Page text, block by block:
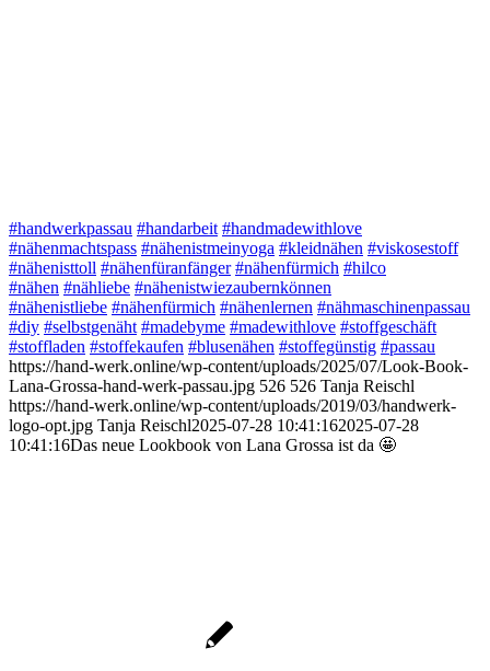
#handwerkpassau #handarbeit #handmadewithlove
#nähenmachtspass #nähenistmeinyoga #kleidnähen #viskosestoff
#nähenisttoll #nähenfüranfänger #nähenfürmich #hilco
#nähen #nähliebe #nähenistwiezaubernkönnen
#nähenistliebe #nähenfürmich #nähenlernen #nähmaschinenpassau
#diy #selbstgenäht #madebyme #madewithlove #stoffgeschäft
#stoffladen #stoffekaufen #blusenähen #stoffegünstig #passau
https://hand-werk.online/wp-content/uploads/2025/07/Look-Book-
Lana-Grossa-hand-werk-passau.jpg 526 526 Tanja Reischl
https://hand-werk.online/wp-content/uploads/2019/03/handwerk-
logo-opt.jpg Tanja Reischl2025-07-28 10:41:162025-07-28
10:41:16Das neue Lookbook von Lana Grossa ist da 🤩